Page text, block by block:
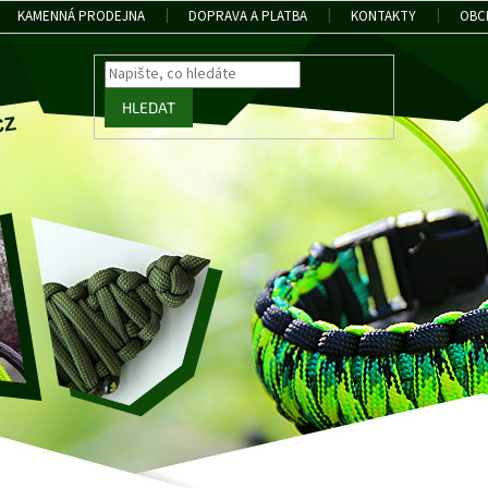
KAMENNÁ PRODEJNA DOPRAVA A PLATBA KONTAKTY
HLEDAT